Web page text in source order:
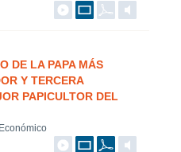
DE LA PAPA MÁS
Y TERCERA
PAPICULTOR DEL